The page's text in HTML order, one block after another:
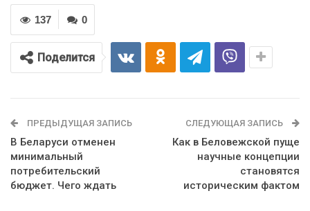
0
137
Поделится
ПРЕДЫДУЩАЯ ЗАПИСЬ
В Беларуси отменен
минимальный
потребительский
бюджет. Чего ждать
СЛЕДУЮЩАЯ ЗАПИСЬ
Как в Беловежской пуще
научные концепции
становятся
историческим фактом